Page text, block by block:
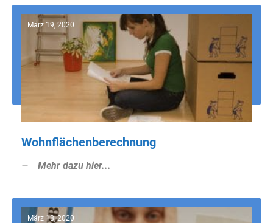
März 19, 2020
Wohnflächenberechnung
Mehr dazu hier...
März 18, 2020